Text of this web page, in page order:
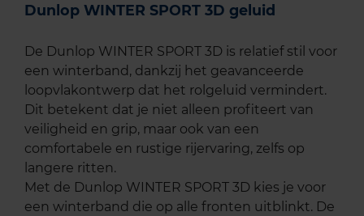
Dunlop WINTER SPORT 3D geluid
De Dunlop WINTER SPORT 3D is relatief stil voor
een winterband, dankzij het geavanceerde
loopvlakontwerp dat het rolgeluid vermindert.
Dit betekent dat je niet alleen profiteert van
veiligheid en grip, maar ook van een
comfortabele en rustige rijervaring, zelfs op
langere ritten.
Met de Dunlop WINTER SPORT 3D kies je voor
een winterband die op alle fronten uitblinkt. De